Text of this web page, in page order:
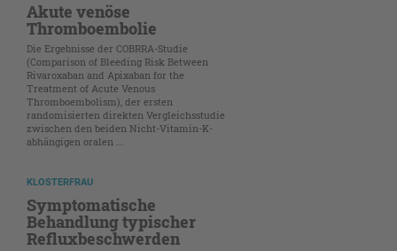
Akute venöse
Thromboembolie
Die Ergebnisse der COBRRA-Studie
(Comparison of Bleeding Risk Between
Rivaroxaban and Apixaban for the
Treatment of Acute Venous
Thromboembolism), der ersten
randomisierten direkten Vergleichsstudie
zwischen den beiden Nicht-Vitamin-K-
abhängigen oralen ...
KLOSTERFRAU
Symptomatische
Behandlung typischer
Refluxbeschwerden